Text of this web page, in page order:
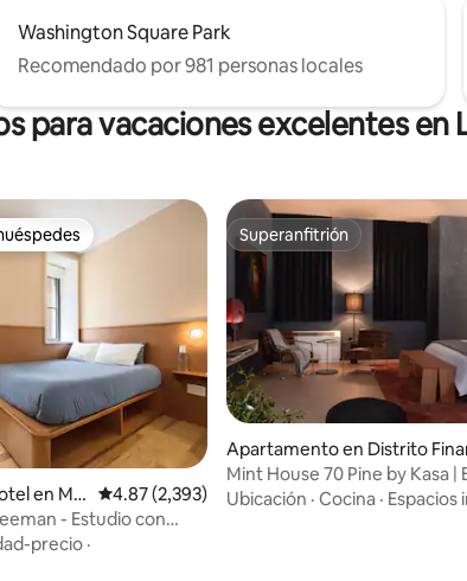
Washington Square Park
Recomendado por 981 personas locales
para vacaciones excelentes en
5, 80 reseñas
en Ma
Calificación promedio: 4.87 de 5, 2,393
4.87 (2,393)
- Estudio con
precio ·
Superanfitrión
Superanfitrión
Apartamento en Distrito
ro
Mint House 70 Pine by Kasa |
accesible
Ubicación · Cocina · Espacios